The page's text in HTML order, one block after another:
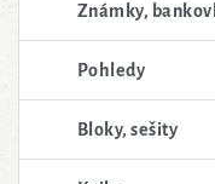
Známky,
Pohledy
Bloky, sešity